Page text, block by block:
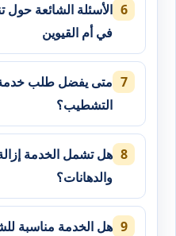
الأسئلة الشائعة
في أم القيوين
متى يفضل طلب
التشطيب؟
هل تشمل الخدمة
والدهانات؟
هل الخدمة مناسبة